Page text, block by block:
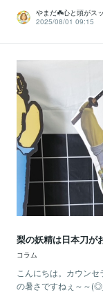
やまだ☘️心と頭がス
2025/08/01 09:15
梨の妖精は日本刀が
コラム
こんにちは。カウン
の暑さですねぇ～～